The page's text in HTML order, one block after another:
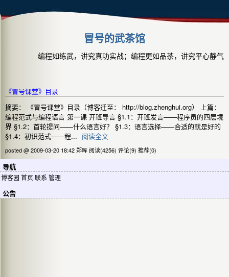
冒号的武茶馆
编程如练武，讲究真功实战；编程更如品茶，讲究平心静气
《冒号课堂》目录
摘要： 《冒号课堂》目录（博客迁至： http://blog.zhenghui.org） 上篇：
编程范式与编程语言 第一课 开班导言 §1.1：开班发言——程序员的四层境
界 §1.2：首轮提问——什么语言好？ §1.3：语言选择——合适的就是好的
§1.4：初识范式——程... 阅读全文
posted @ 2009-03-20 18:42 郑晖 阅读(4256) 评论(9) 推荐(0)
导航
博客园 首页联系 管理
公告